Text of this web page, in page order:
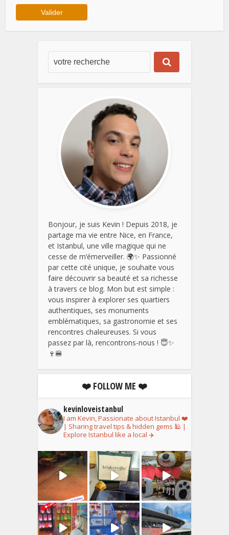
Bonjour, je suis Kevin ! Depuis 2018, je
partage ma vie entre Nice, en France,
et Istanbul , une ville magique qui ne
cesse de m’émerveiller. 🌍✨ Passionné
par cette cité unique, je souhaite vous
faire découvrir sa beauté et sa richesse
à travers ce blog. Mon but est simple :
vous inspirer à explorer ses quartiers
authentiques, ses monuments
emblématiques, sa gastronomie et ses
rencontres chaleureuses. Si vous
passez par là, rencontrons-nous ! 😇✨
🍷🍔
❤️ FOLLOW ME ❤️
kevinloveistanbul
I am Kevin, Passionate about Istanbul ❤️
| Sharing travel tips & hidden gems 🕌 |
Explore Istanbul like a local ✈️